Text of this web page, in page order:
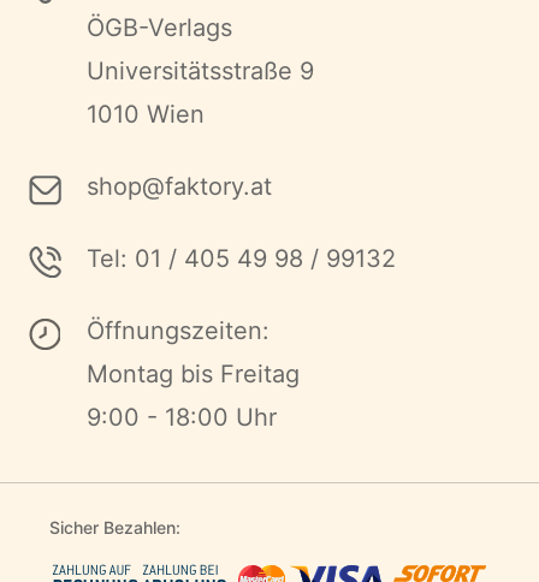
ÖGB-Verlags
Universitätsstraße 9
1010 Wien
shop@faktory.at
Tel: 01 / 405 49 98 / 99132
Öffnungszeiten:
Montag bis Freitag
9:00 - 18:00 Uhr
Sicher Bezahlen: